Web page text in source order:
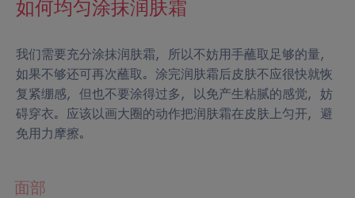
如何均匀涂抹润肤霜
我们需要充分涂抹润肤霜，所以不妨用手蘸取足够的量，
如果不够还可再次蘸取。涂完润肤霜后皮肤不应很快就恢
复紧绷感，但也不要涂得过多，以免产生粘腻的感觉，妨
碍穿衣。应该以画大圈的动作把润肤霜在皮肤上匀开，避
免用力摩擦。
面部